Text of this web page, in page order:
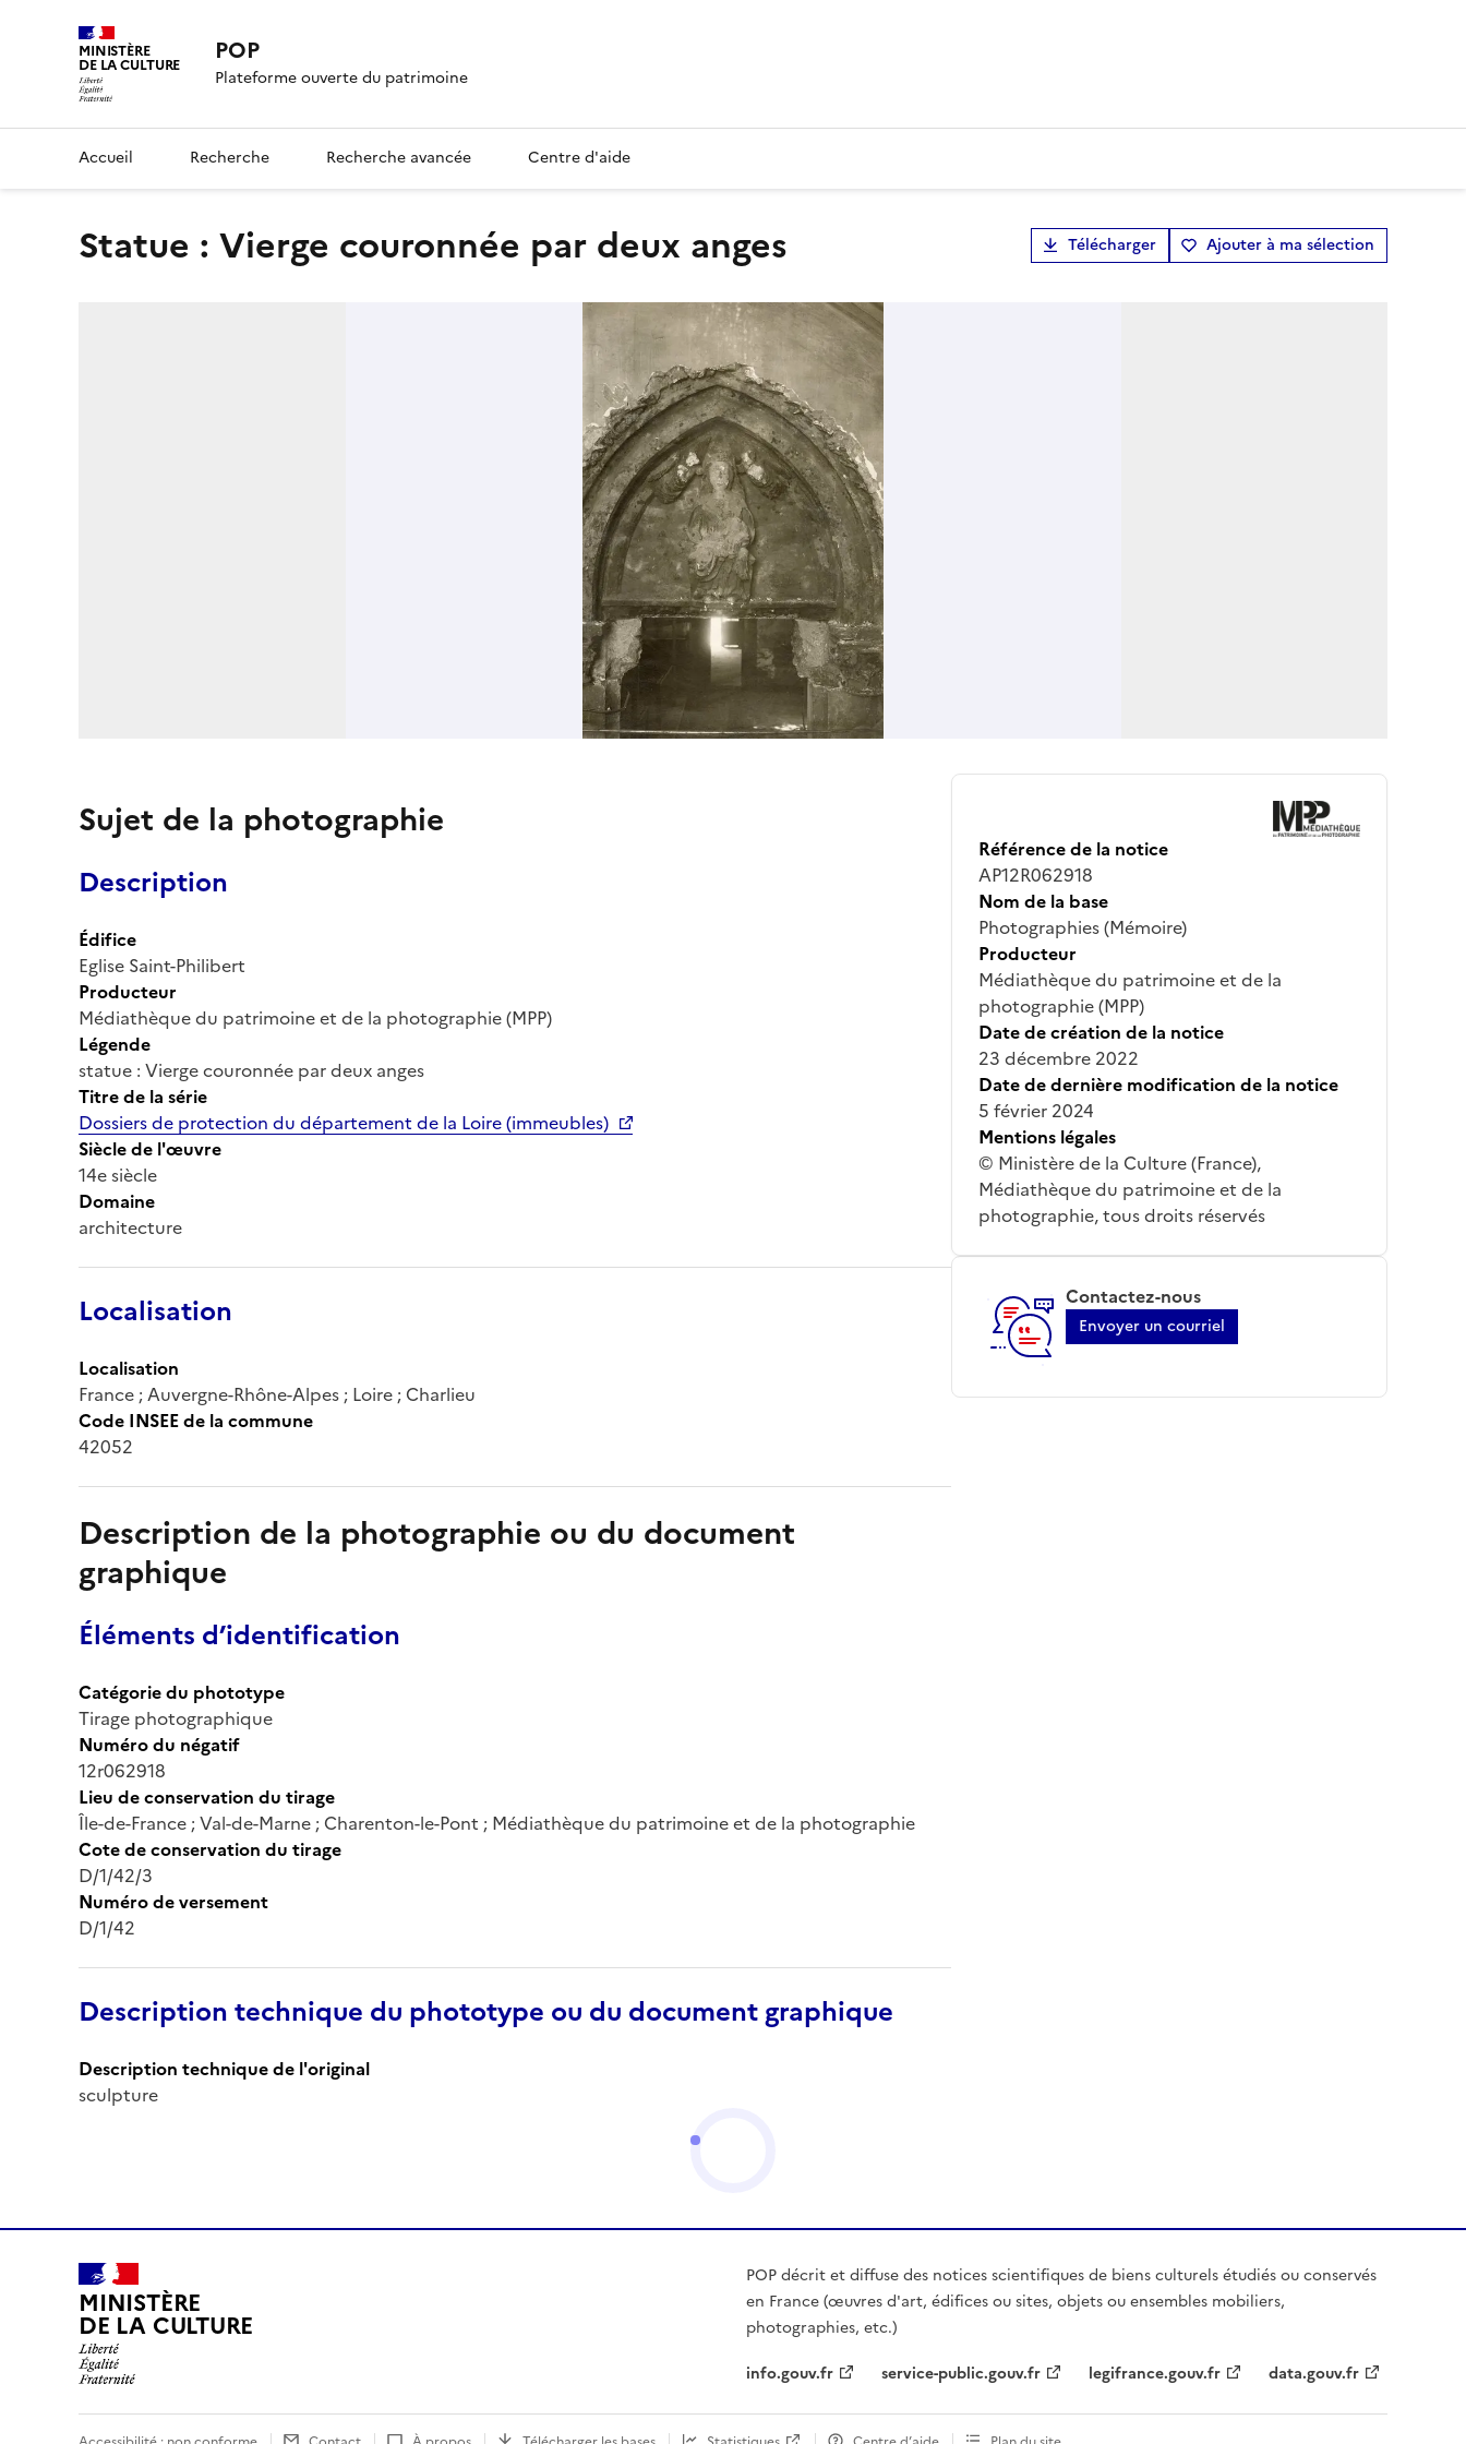
MINISTÈRE
DE LA CULTURE POP
Plateforme ouverte du patrimoine
Accueil Recherche Recherche avancée Centre d'aide
statue : Vierge couronnée par deux anges Télécharger Ajouter à ma sélection
Sujet de la photographie
Description
Édifice
Eglise Saint-Philibert
Producteur
Médiathèque du patrimoine et de la photographie (MPP)
Légende
statue : Vierge couronnée par deux anges
Titre de la série
Dossiers de protection du département de la Loire (immeubles)
Siècle de l'œuvre
14e siècle
Domaine
architecture
Localisation
Localisation
France ; Auvergne-Rhône-Alpes ; Loire ; Charlieu
Code INSEE de la commune
42052
Description de la photographie ou du document
graphique
Éléments d’identification
Catégorie du phototype
Tirage photographique
Numéro du négatif
12r062918
Lieu de conservation du tirage
Île-de-France ; Val-de-Marne ; Charenton-le-Pont ; Médiathèque du patrimoine et de la photographie
Cote de conservation du tirage
D/1/42/3
Numéro de versement
D/1/42
Description technique du phototype ou du document graphique
Description technique de l'original
sculpture
Référence de la notice
AP12R062918
Nom de la base
Photographies (Mémoire)
Producteur
Médiathèque du patrimoine et de la
photographie (MPP)
Date de création de la notice
23 décembre 2022
Date de dernière modification de la notice
5 février 2024
Mentions légales
© Ministère de la Culture (France),
Médiathèque du patrimoine et de la
photographie, tous droits réservés
Contactez-nous
Envoyer un courriel
MINISTÈRE
DE LA CULTURE
POP décrit et diffuse des notices scientifiques de biens culturels étudiés ou conservés
en France (œuvres d'art, édifices ou sites, objets ou ensembles mobiliers,
photographies, etc.)
info.gouv.fr
service-public.gouv.fr legifrance.gouv.fr data.gouv.fr